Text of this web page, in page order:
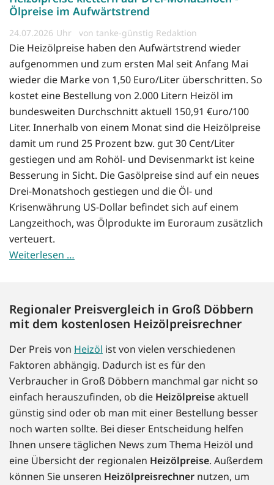
Ölpreise im Aufwärtstrend
24.07.2026 von tanke-günstig Redaktion
Die Heizölpreise haben den Aufwärtstrend wieder
aufgenommen und zum ersten Mal seit Anfang Mai
wieder die Marke von 1,50 Euro/Liter überschritten. So
kostet eine Bestellung von 2.000 Litern Heizöl im
bundesweiten Durchschnitt aktuell 150,91 €uro/100
Liter. Innerhalb von einem Monat sind die Heizölpreise
damit um rund 25 Prozent bzw. gut 30 Cent/Liter
gestiegen und am Rohöl- und Devisenmarkt ist keine
Besserung in Sicht. Die Gasölpreise sind auf ein neues
Drei-Monatshoch gestiegen und die Öl- und
Krisenwährung US-Dollar befindet sich auf einem
Langzeithoch, was Ölprodukte im Euroraum zusätzlich
verteuert.
Weiterlesen …
Regionaler Preisvergleich in Groß Döbbern
mit dem kostenlosen Heizölpreisrechner
Der Preis von Heizöl ist von vielen verschiedenen
Faktoren abhängig. Dadurch ist es für den
Verbraucher in Groß Döbbern manchmal gar nicht so
einfach herauszufinden, ob die Heizölpreiseaktuell
günstig sind oder ob man mit einer Bestellung besser
noch warten sollte. Bei dieser Entscheidung helfen
Ihnen unsere täglichen News zum Thema Heizöl und
eine Übersicht der regionalen Heizölpreise. Außerdem
können Sie unseren Heizölpreisrechner nutzen, um